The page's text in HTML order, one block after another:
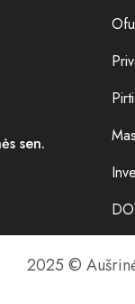
sen.
2025 ©